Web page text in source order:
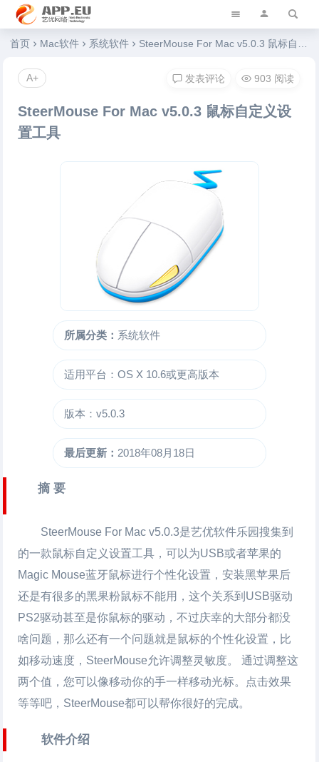
艺优软件乐园
首页 Mac软件 系统软件 SteerMouse For Mac v5.0.3 鼠标自定义设置工具
SteerMouse For Mac v5.0.3 鼠标自定义设
置工具
所属分类： 系统软件
适用平台：OS X 10.6或更高版本
版本：v5.0.3
最后更新： 2018年08月18日
摘 要
SteerMouse For Mac v5.0.3是艺优软件乐园搜集到
的一款鼠标自定义设置工具，可以为USB或者苹果的
Magic Mouse蓝牙鼠标进行个性化设置，安装黑苹果后
还是有很多的黑果粉鼠标不能用，这个关系到USB驱动
PS2驱动甚至是你鼠标的驱动，不过庆幸的大部分都没
啥问题，那么还有一个问题就是鼠标的个性化设置，比
如移动速度，SteerMouse允许调整灵敏度。 通过调整这
两个值，您可以像移动你的手一样移动光标。点击效果
等等吧，SteerMouse都可以帮你很好的完成。
软件介绍
发表评论 903 阅读
A+